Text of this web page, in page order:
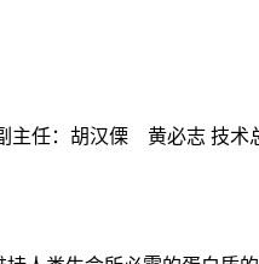
副主任：胡汉傈 黄必